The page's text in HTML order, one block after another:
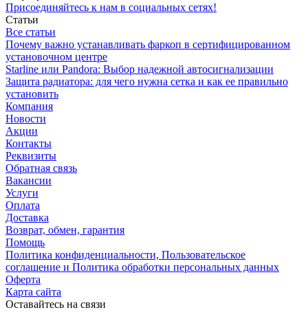
Присоединяйтесь к нам в социальных сетях!
Статьи
Все статьи
Почему важно устанавливать фаркоп в сертифицированном
установочном центре
Starline или Pandora: Выбор надежной автосигнализации
Защита радиатора: для чего нужна сетка и как ее правильно
установить
Компания
Новости
Акции
Контакты
Реквизиты
Обратная связь
Вакансии
Услуги
Оплата
Доставка
Возврат, обмен, гарантия
Помощь
Политика конфиденциальности, Пользовательское
соглашение и Политика обработки персональных данных
Оферта
Карта сайта
Оставайтесь на связи